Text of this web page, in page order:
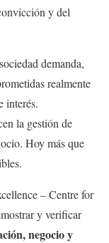
y del
demanda,
realmente
interés.
la gestión de
Hoy más que
– Centre for
y verificar
negocio y